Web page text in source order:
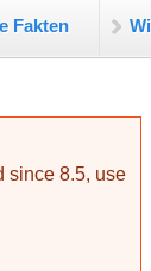
Fakten
since 8.5, use